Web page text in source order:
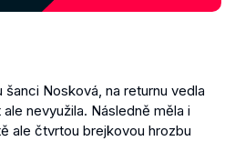
Nosková, na returnu vedla
nevyužila. Následně měla i
ale čtvrtou brejkovou hrozbu